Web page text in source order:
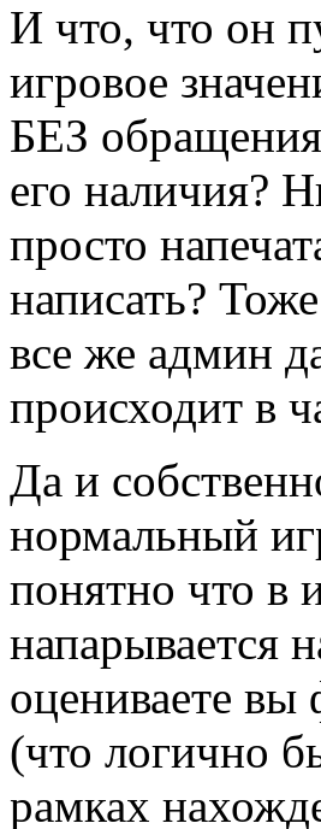
И что, что он
игровое
БЕЗ
его наличия?
просто
написать?
все же админ
происходит в
Да и
нормальный
понятно что в
оцениваете вы
(что логично
рамках